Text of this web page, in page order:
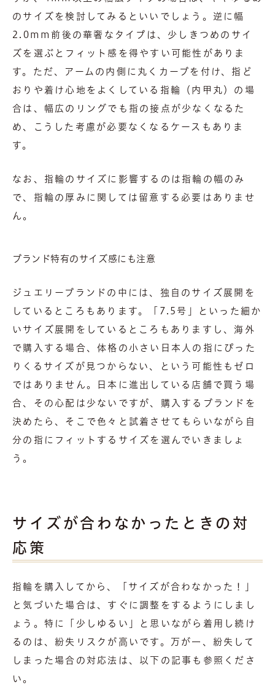
のサイズを検討してみるといいでしょう。逆に幅
2.0mm前後の華奢なタイプは、少しきつめのサイ
ズを選ぶとフィット感を得やすい可能性がありま
す。ただ、アームの内側に丸くカーブを付け、指ど
おりや着け心地をよくしている指輪（内甲丸）の場
合は、幅広のリングでも指の接点が少なくなるた
め、こうした考慮が必要なくなるケースもありま
す。
なお、指輪のサイズに影響するのは指輪の幅のみ
で、指輪の厚みに関しては留意する必要はありませ
ん。
ブランド特有のサイズ感にも注意
ジュエリーブランドの中には、独自のサイズ展開を
しているところもあります。「7.5号」といった細か
いサイズ展開をしているところもありますし、海外
で購入する場合、体格の小さい日本人の指にぴった
りくるサイズが見つからない、という可能性もゼロ
ではありません。日本に進出している店舗で買う場
合、その心配は少ないですが、購入するブランドを
決めたら、そこで色々と試着させてもらいながら自
分の指にフィットするサイズを選んでいきましょ
う。
サイズが合わなかったときの対
応策
指輪を購入してから、「サイズが合わなかった！」
と気づいた場合は、すぐに調整をするようにしまし
ょう。特に「少しゆるい」と思いながら着用し続け
るのは、紛失リスクが高いです。万が一、紛失して
しまった場合の対応法は、以下の記事も参照くださ
い。